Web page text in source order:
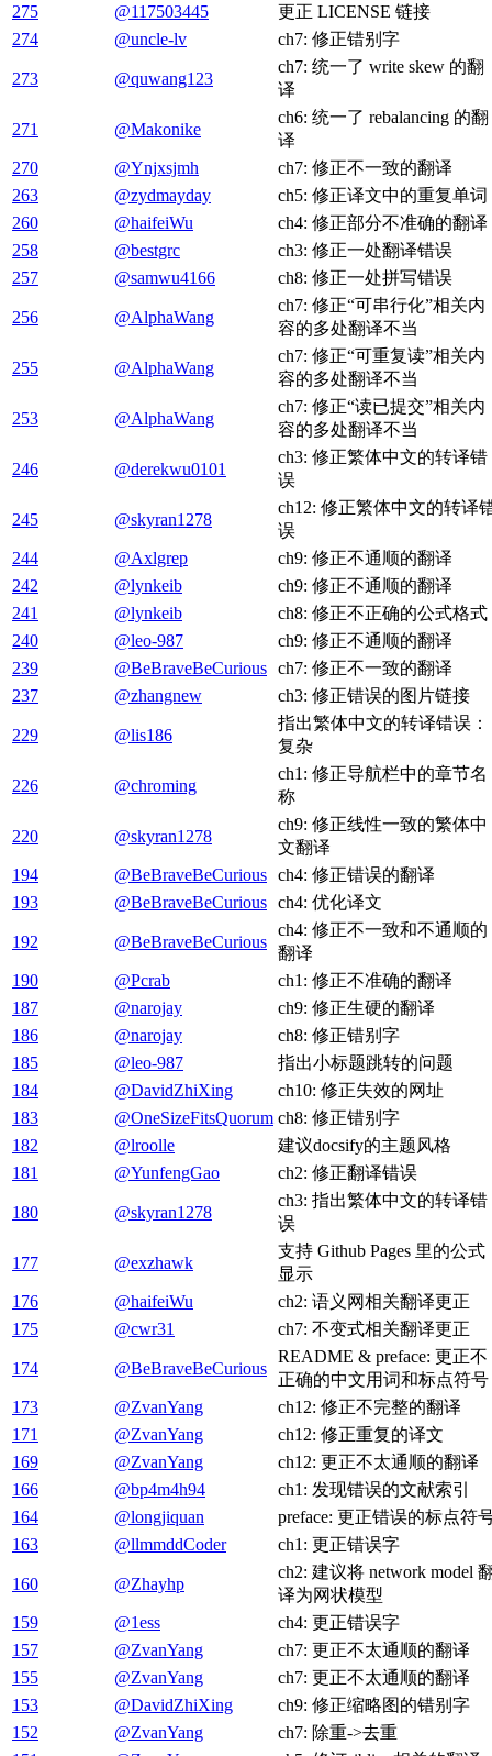
275
@117503445
更正 LICENSE 链接
274
@uncle-lv ch7: 修正错别字
273 @quwang123
ch7: 统一了 write skew 的翻
译
271 @Makonike
ch6: 统一了 rebalancing 的翻
译
270
@Ynjxsjmh
ch7: 修正不一致的翻译
263
@zydmayday
ch5: 修正译文中的重复单词
260
@haifeiWu
ch4: 修正部分不准确的翻译
258
@bestgrc
ch3: 修正一处翻译错误
257
@samwu4166 ch8: 修正一处拼写错误
256 @AlphaWang
ch7: 修正“可串行化”相关内
容的多处翻译不当
255 @AlphaWang
ch7: 修正“可重复读”相关内
容的多处翻译不当
253 @AlphaWang
ch7: 修正“读已提交”相关内
容的多处翻译不当
246 @derekwu0101
ch3: 修正繁体中文的转译错
误
245 @skyran1278
ch12: 修正繁体中文的转译
误
244
@Axlgrep
ch9: 修正不通顺的翻译
242
@lynkeib
ch9: 修正不通顺的翻译
241
@lynkeib
ch8: 修正不正确的公式格式
240
@leo-987
ch9: 修正不通顺的翻译
239
@BeBraveBeCurious ch7: 修正不一致的翻译
237
@zhangnew ch3: 修正错误的图片链接
229 @lis186
指出繁体中文的转译错误：
复杂
226 @chroming
ch1: 修正导航栏中的章节名
称
220 @skyran1278
ch9: 修正线性一致的繁体中
文翻译
194
@BeBraveBeCurious ch4: 修正错误的翻译
193
@BeBraveBeCurious ch4: 优化译文
192 @BeBraveBeCurious
ch4: 修正不一致和不通顺的
翻译
190
@Pcrab
ch1: 修正不准确的翻译
187
@narojay
ch9: 修正生硬的翻译
186
@narojay
ch8: 修正错别字
185
@leo-987
指出小标题跳转的问题
184
@DavidZhiXing
ch10: 修正失效的网址
183
@OneSizeFitsQuorum ch8: 修正错别字
182
@lroolle
建议docsify的主题风格
181
@YunfengGao ch2: 修正翻译错误
180 @skyran1278
ch3: 指出繁体中文的转译错
误
177 @exzhawk
支持 Github Pages 里的公式
显示
176
@haifeiWu
ch2: 语义网相关翻译更正
175
@cwr31 ch7: 不变式相关翻译更正
174 @BeBraveBeCurious
README & preface: 更正不
正确的中文用词和标点符号
173
@ZvanYang
ch12: 修正不完整的翻译
171
@ZvanYang
ch12: 修正重复的译文
169
@ZvanYang
ch12: 更正不太通顺的翻译
166
@bp4m4h94
ch1: 发现错误的文献索引
164
@longjiquan
preface: 更正错误的标点符
163
@llmmddCoder ch1: 更正错误字
160 @Zhayhp
ch2: 建议将 network model
译为网状模型
159
@1ess
ch4: 更正错误字
157
@ZvanYang
ch7: 更正不太通顺的翻译
155
@ZvanYang
ch7: 更正不太通顺的翻译
153
@DavidZhiXing
ch9: 修正缩略图的错别字
152
@ZvanYang
ch7: 除重->去重